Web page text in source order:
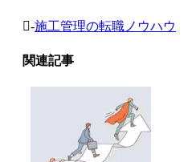
-施工管理の転職ノウハウ
関連記事